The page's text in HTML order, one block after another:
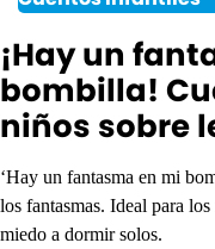
¡Hay un
bombilla!
niños sobre
‘Hay un fantasma en mi
los fantasmas. Ideal para
miedo a dormir solos.